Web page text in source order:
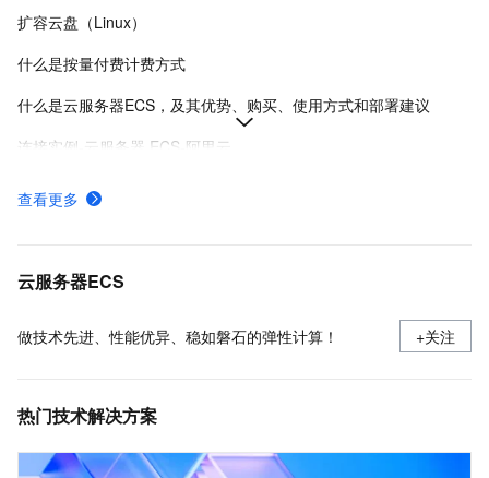
扩容云盘（Linux）
什么是按量付费计费方式
什么是云服务器ECS，及其优势、购买、使用方式和部署建议
连接实例-云服务器 ECS-阿里云
在Linux上安装Docker和Docker Compose
使用安全组
查看更多
云服务器ECS
做技术先进、性能优异、稳如磐石的弹性计算！ +关注
热门技术解决方案